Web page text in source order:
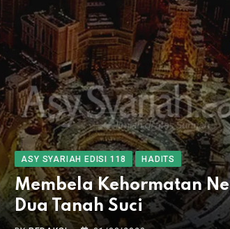
ASY SYARIAH EDISI 118 HADITS
Membela Kehormatan
Dua Tanah Suci